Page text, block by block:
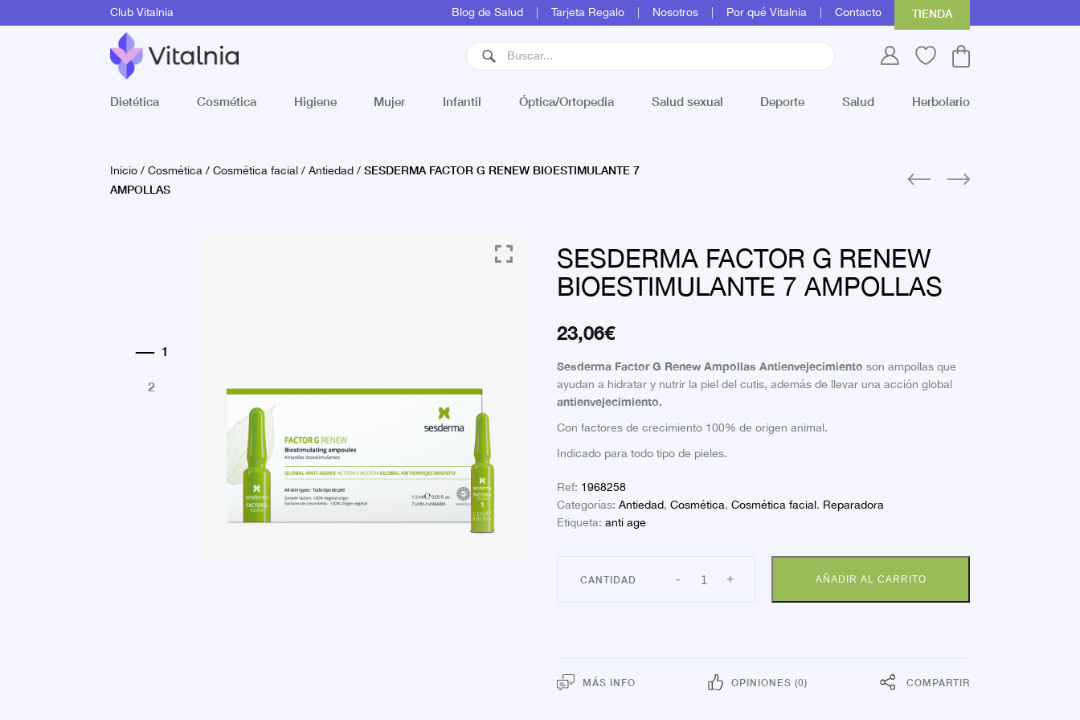
Club Vitalnia Blog de Salud Tarjeta Regalo Nosotros Por qué Vitalnia Contacto TIENDA
Dietética Cosmética Higiene Mujer Infantil Óptica/Ortopedia Salud sexual Deporte Salud Herbolario
Inicio/Cosmética/Cosmética facial/Antiedad/ SESDERMA FACTOR G RENEW BIOESTIMULANTE 7
AMPOLLAS
SESDERMA FACTOR G RENEW
BIOESTIMULANTE 7 AMPOLLAS
23,06€
Sesderma Factor G Renew Ampollas Antienvejecimientoson ampollas que
ayudan a hidratar y nutrir la piel del cutis, además de llevar una acción global
antienvejecimiento.
Con factores de crecimiento 100% de origen animal.
Indicado para todo tipo de pieles.
Ref: 1968258
Categorías:Antiedad,Cosmética,Cosmética facial, Reparadora
Etiqueta:anti age
- SESDERMA
FACTOR
+ AÑADIR AL CARRITO
MÁS INFO OPINIONES (0) COMPARTIR